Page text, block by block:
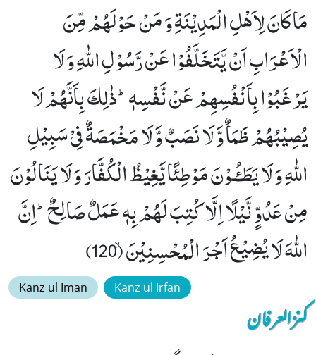
مَا كَانَ لِاَهْلِ الْمَدِیْنَةِ وَ مَنْ حَوْلَهُمْ مِّنَ
الْاَعْرَابِ اَنْ یَّتَخَلَّفُوْا عَنْ رَّسُوْلِ اللّٰهِ وَ لَا
یَرْغَبُوْا بِاَنْفُسِهِمْ عَنْ نَّفْسِهٖؕ-ذٰلِكَ بِاَنَّهُمْ لَا
یُصِیْبُهُمْ ظَمَاٌ وَّ لَا نَصَبٌ وَّ لَا مَخْمَصَةٌ فِیْ سَبِیْلِ
اللّٰهِ وَ لَا یَطَـٴُـوْنَ مَوْطِئًا یَّغِیْظُ الْكُفَّارَ وَ لَا یَنَالُوْنَ
مِنْ عَدُوٍّ نَّیْلًا اِلَّا كُتِبَ لَهُمْ بِهٖ عَمَلٌ صَالِحٌؕ-اِنَّ
اللّٰهَ لَا یُضِیْعُ اَجْرَ الْمُحْسِنِیْنَۙ (120)
Kanz ul Iman Kanz ul Irfan
کنزالعرفان